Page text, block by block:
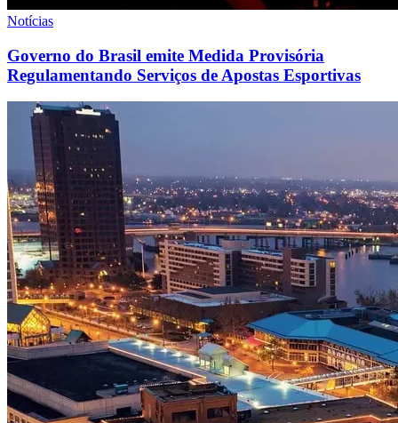
Notícias
Governo do Brasil emite Medida Provisória
Regulamentando Serviços de Apostas Esportivas